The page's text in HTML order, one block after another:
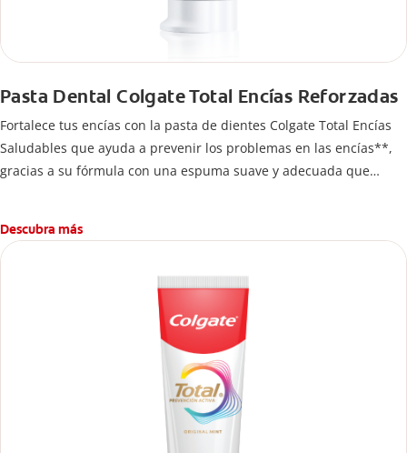
Pasta Dental Colgate Total Encías Reforzadas
Fortalece tus encías con la pasta de dientes Colgate Total Encías
Saludables que ayuda a prevenir los problemas en las encías**,
gracias a su fórmula con una espuma suave y adecuada que
Descubra más